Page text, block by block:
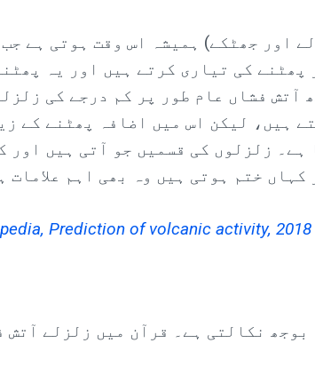
اور جھٹکے) ہمیشہ اس وقت ہوتی ہے
پھٹنے کی تیاری کرتے ہیں اور یہ
آتش فشاں عام طور پر کم درجے کی
ہیں، لیکن اس میں اضافہ پھٹنے کے
ہے۔ زلزلوں کی قسمیں جو آتی ہیں اور
ختم ہوتی ہیں وہ بھی اہم علامات
Prediction of volcanic activity, 2018
نکالتی ہے۔ قرآن میں زلزلے آتش